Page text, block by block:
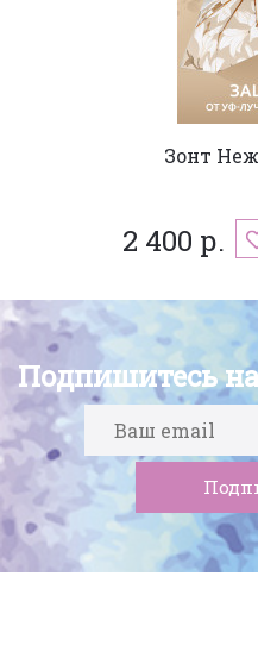
Зонт
2 400 р.
Подпишитесь